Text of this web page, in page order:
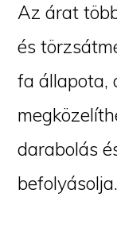
Az árat
és
fa állapota,
darabolás
befolyásolja.